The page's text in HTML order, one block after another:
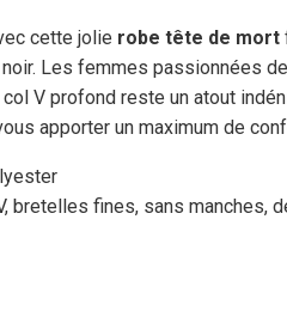
cette jolie robe tête de mort
Les femmes passionnées
V profond reste un atout
apporter un maximum de
bretelles fines, sans manches,